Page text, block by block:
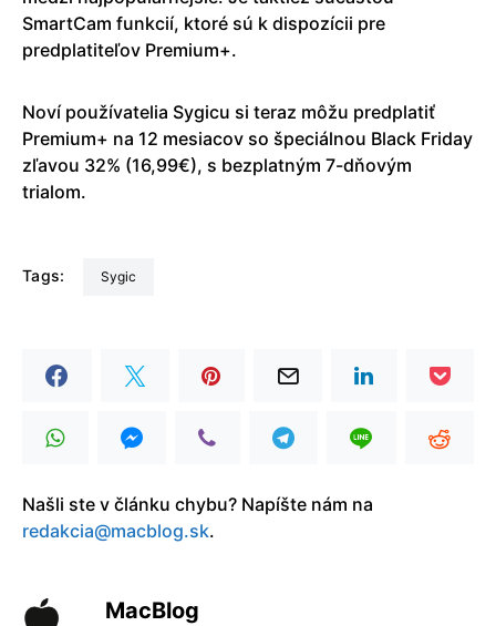
SmartCam funkcií, ktoré sú k dispozícii pre
predplatiteľov Premium+.
Noví používatelia Sygicu si teraz môžu predplatiť
Premium+ na 12 mesiacov so špeciálnou Black Friday
zľavou 32% (16,99€), s bezplatným 7-dňovým
trialom.
Tags: Sygic
Našli ste v článku chybu? Napíšte nám na
redakcia@macblog.sk.
MacBlog